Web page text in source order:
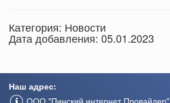
Категория: Новости
Дата добавления: 05.01.2023
Наш адрес: